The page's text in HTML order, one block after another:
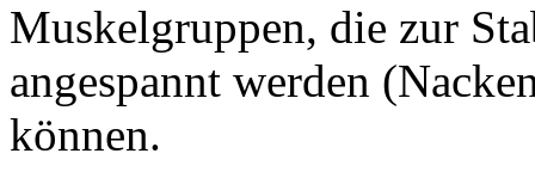
Muskelgruppen, die zur
angespannt werden
können.